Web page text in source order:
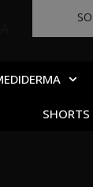
SHORTS